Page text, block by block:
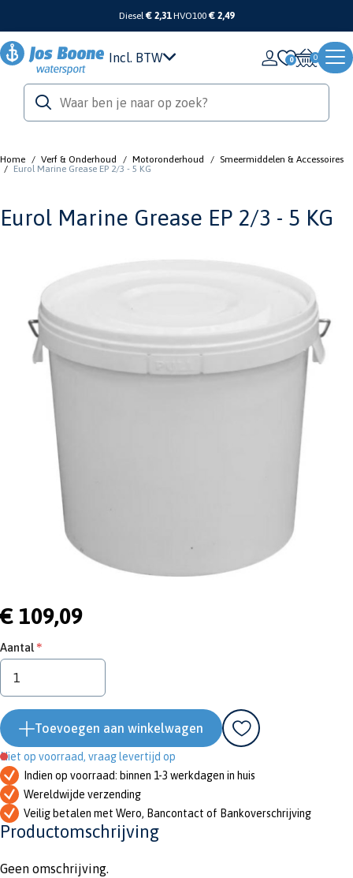
Diesel€ 2,31 HVO100 € 2,49
Incl. BTW 0
Home / Verf & Onderhoud / Motoronderhoud / Smeermiddelen & Accessoires
/ Eurol Marine Grease EP 2/3 - 5 KG
Eurol Marine Grease EP 2/3 - 5 KG
€ 109,09
Aantal
Toevoegen aan winkelwagen
Niet op voorraad, vraag levertijd op
Indien op voorraad: binnen 1-3 werkdagen in huis
Wereldwijde verzending
Veilig betalen met Wero, Bancontact of Bankoverschrijving
Productomschrijving
Geen omschrijving.